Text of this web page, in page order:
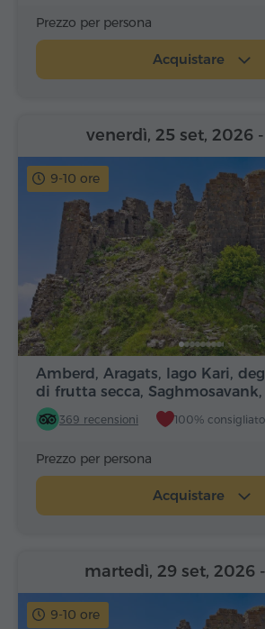
Prezzo per persona
Acquistare
9-10 ore
Amberd, Aragats, lago Kari,
di frutta secca,
Alfabeto
369 recensioni 100% consigliato
venerdì, 25 set, 2026
Prezzo per persona
Acquistare
9-10 ore
martedì, 29 set, 2026